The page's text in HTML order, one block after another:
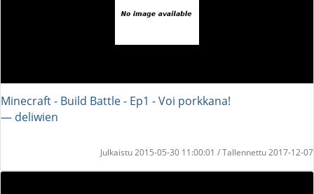
Minecraft - Build Battle - Ep1 - Voi porkkana!
― deliwien
Julkaistu 2015-05-30 11:00:01 / Tallennettu 2017-12-07